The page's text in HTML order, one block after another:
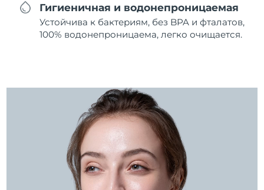
Гигиеничная и водонепроницаемая
Устойчива к бактериям, без BPA и фталатов,
100% водонепроницаема, легко очищается.